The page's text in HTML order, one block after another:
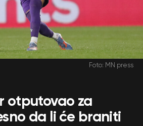
Foto: MN press
otputovao za
da li će braniti